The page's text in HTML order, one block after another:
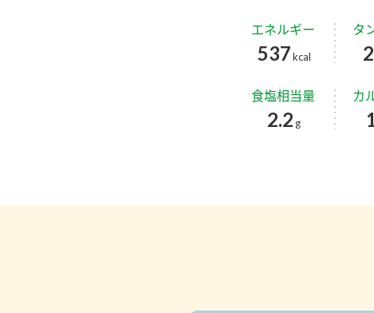
エネルギー
537kcal
タ
食塩相当量
2.2 g
カ